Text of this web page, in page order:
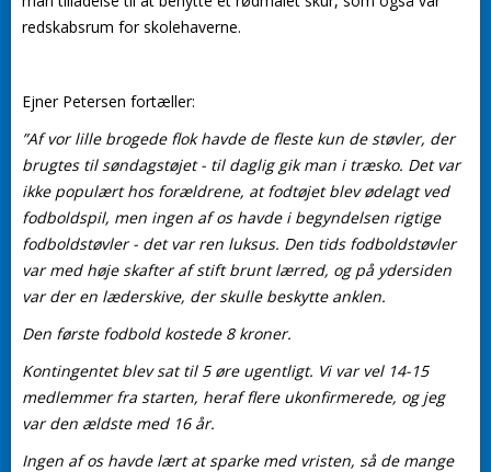
redskabsrum for skolehaverne.
Ejner Petersen fortæller:
”Af vor lille brogede flok havde de fleste kun de støvler, der
brugtes til søndagstøjet - til daglig gik man i træsko. Det var
ikke populært hos forældrene, at fodtøjet blev ødelagt ved
fodboldspil, men ingen af os havde i begyndelsen rigtige
fodboldstøvler - det var ren luksus. Den tids fodboldstøvler
var med høje skafter af stift brunt lærred, og på ydersiden
var der en læderskive, der skulle beskytte anklen.
Den første fodbold kostede 8 kroner.
Kontingentet blev sat til 5 øre ugentligt. Vi var vel 14-15
medlemmer fra starten, heraf flere ukonfirmerede, og jeg
var den ældste med 16 år.
Ingen af os havde lært at sparke med vristen, så de mange